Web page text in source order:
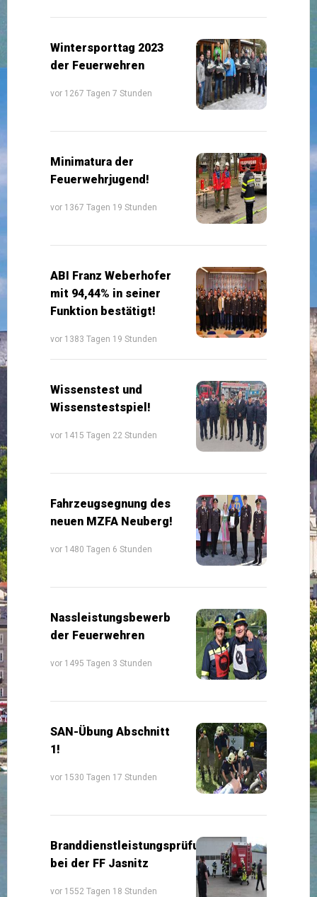
Wintersporttag 2023
der Feuerwehren
vor 1267 Tagen 7 Stunden
Minimatura der
Feuerwehrjugend!
vor 1367 Tagen 19 Stunden
ABI Franz Weberhofer
mit 94,44% in seiner
Funktion bestätigt!
vor 1383 Tagen 19 Stunden
Wissenstest und
Wissenstestspiel!
vor 1415 Tagen 22 Stunden
Fahrzeugsegnung des
neuen MZFA Neuberg!
vor 1480 Tagen 6 Stunden
Nassleistungsbewerb
der Feuerwehren
vor 1495 Tagen 3 Stunden
SAN-Übung Abschnitt
1!
vor 1530 Tagen 17 Stunden
Branddienstleistungsprüfung
bei der FF Jasnitz
vor 1552 Tagen 18 Stunden